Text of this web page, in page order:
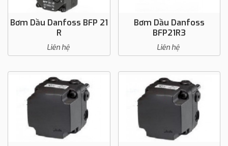
Bơm Dầu Danfoss BFP 21
R
Liên hệ
Bơm Dầu Danfoss
BFP21R3
Liên hệ